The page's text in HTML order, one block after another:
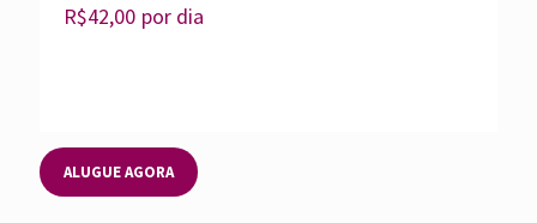
R$42,00 por dia
ALUGUE AGORA